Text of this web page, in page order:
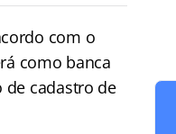
com o
como banca
de cadastro de